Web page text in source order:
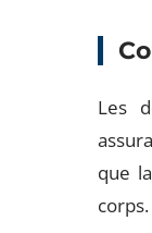
Les
que
corps.